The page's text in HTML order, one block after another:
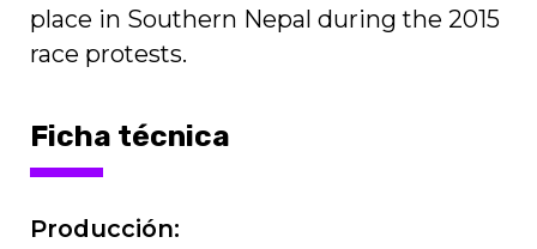
place in Southern Nepal during the 2015
race protests.
Ficha técnica
Producción: